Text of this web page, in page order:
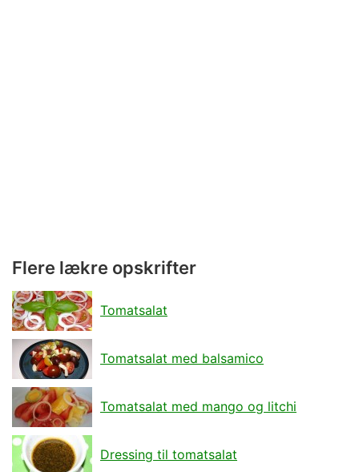
Flere lækre opskrifter
Tomatsalat
Tomatsalat med balsamico
Tomatsalat med mango og litchi
Dressing til tomatsalat